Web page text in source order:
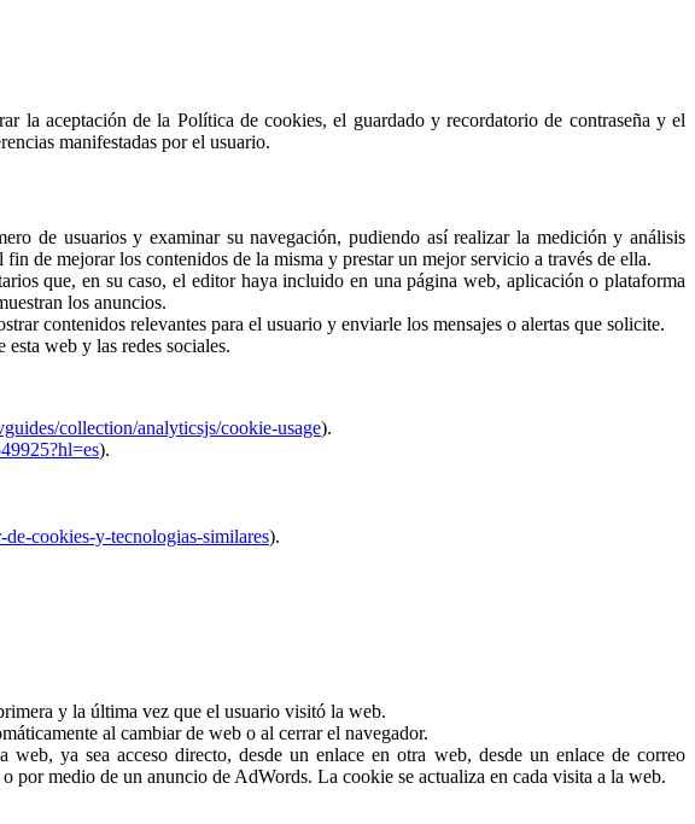
la aceptación de la Política de cookies, el guardado y recordatorio de contraseña y el
manifestadas por el usuario.
de usuarios y examinar su navegación, pudiendo así realizar la medición y análisis
de mejorar los contenidos de la misma y prestar un mejor servicio a través de ella.
que, en su caso, el editor haya incluido en una página web, aplicación o plataforma
los anuncios.
contenidos relevantes para el usuario y enviarle los mensajes o alertas que solicite.
web y las redes sociales.
collection/analyticsjs/cookie-usage).
).
cookies-y-tecnologias-similares).
y la última vez que el usuario visitó la web.
al cambiar de web o al cerrar el navegador.
ya sea acceso directo, desde un enlace en otra web, desde un enlace de correo
por medio de un anuncio de AdWords. La cookie se actualiza en cada visita a la web.